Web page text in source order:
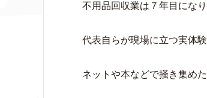
不用品回収業は７年目にな
代表自らが現場に立つ実体
ネットや本などで掻き集め